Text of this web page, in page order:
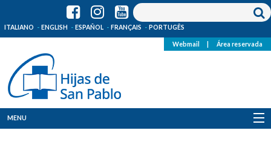
ITALIANO ENGLISH ESPAÑOL FRANÇAIS PORTUGÊS
Webmail Área reservada
MENU